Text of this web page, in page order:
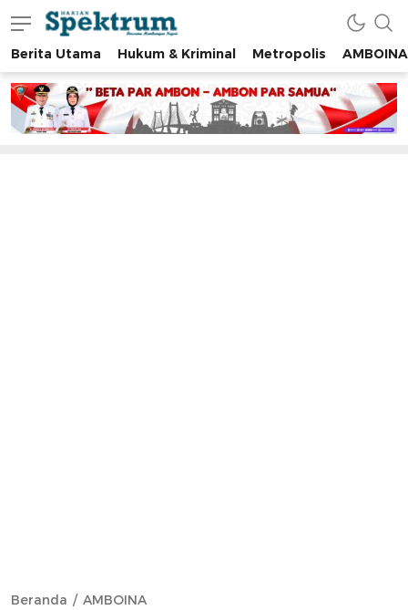
spektrumonline.com
Berita Utama Hukum & Kriminal Metropolis AMBOINA
Beranda AMBOINA